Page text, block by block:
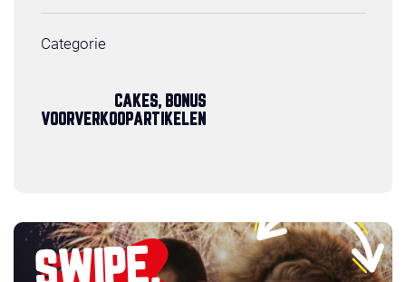
Categorie
CAKES, BONUS
VOORVERKOOPARTIKELEN